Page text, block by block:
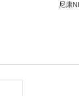
尼康